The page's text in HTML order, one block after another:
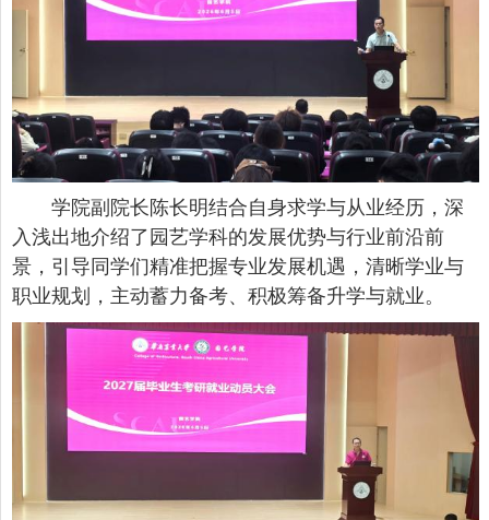
学院副院长陈长明结合自身求学与从业经历，深
入浅出地介绍了园艺学科的发展优势与行业前沿前
景，引导同学们精准把握专业发展机遇，清晰学业与
职业规划，主动蓄力备考、积极筹备升学与就业。